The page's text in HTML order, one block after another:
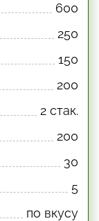
600
250
150
200
2 стак.
200
30
5
по вкусу